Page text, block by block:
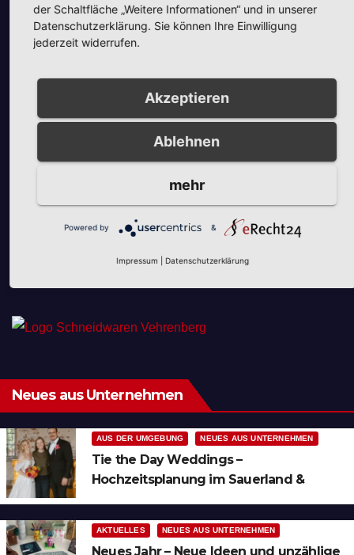
Unsere Partner
Unsere Partner
Neues aus Unternehmen
AUS DER UMGEBUNG NEUES AUS UNTERNEHMEN
Tie the Day Weddings –
Hochzeitsplanung im Sauerland &
AKTUELLES NEUES AUS UNTERNEHMEN
Neues Jahr – Neue Ideen und unzählige
der Schaltfläche „Weitere Informationen“ und in unserer
Datenschutzerklärung. Sie können Ihre Einwilligung
jederzeit widerrufen.
Akzeptieren
Ablehnen
mehr
Powered by &
Impressum Datenschutzerklärung